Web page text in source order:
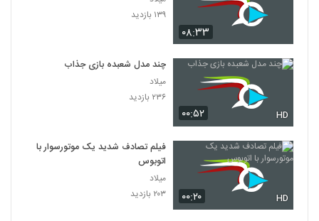
۰۸:۳۳
۱۳۹ بازدید
۰۰:۵۲ HD
چند مدل شعبده بازی جذاب
میلاد
۲۳۶ بازدید
۰۰:۲۰ HD
فیلم تصادف شدید یک موتورسوار با
اتوبوس
میلاد
۲۰۳ بازدید